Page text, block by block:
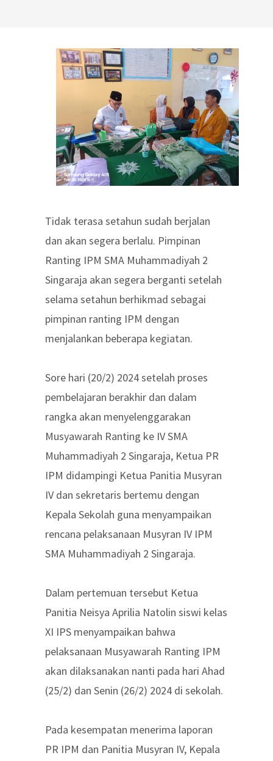
Tidak terasa setahun sudah berjalan
dan akan segera berlalu. Pimpinan
Ranting IPM SMA Muhammadiyah 2
Singaraja akan segera berganti setelah
selama setahun berhikmad sebagai
pimpinan ranting IPM dengan
menjalankan beberapa kegiatan.
Sore hari (20/2) 2024 setelah proses
pembelajaran berakhir dan dalam
rangka akan menyelenggarakan
Musyawarah Ranting ke IV SMA
Muhammadiyah 2 Singaraja, Ketua PR
IPM didampingi Ketua Panitia Musyran
IV dan sekretaris bertemu dengan
Kepala Sekolah guna menyampaikan
rencana pelaksanaan Musyran IV IPM
SMA Muhammadiyah 2 Singaraja.
Dalam pertemuan tersebut Ketua
Panitia Neisya Aprilia Natolin siswi kelas
XI IPS menyampaikan bahwa
pelaksanaan Musyawarah Ranting IPM
akan dilaksanakan nanti pada hari Ahad
(25/2) dan Senin (26/2) 2024 di sekolah.
Pada kesempatan menerima laporan
PR IPM dan Panitia Musyran IV, Kepala